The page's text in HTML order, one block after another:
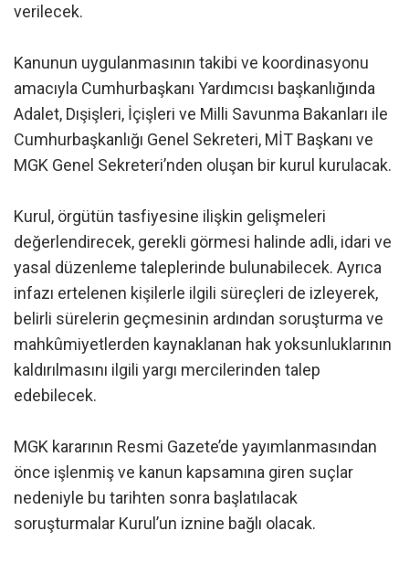
verilecek.
Kanunun uygulanmasının takibi ve koordinasyonu
amacıyla Cumhurbaşkanı Yardımcısı başkanlığında
Adalet, Dışişleri, İçişleri ve Milli Savunma Bakanları ile
Cumhurbaşkanlığı Genel Sekreteri, MİT Başkanı ve
MGK Genel Sekreteri’nden oluşan bir kurul kurulacak.
Kurul, örgütün tasfiyesine ilişkin gelişmeleri
değerlendirecek, gerekli görmesi halinde adli, idari ve
yasal düzenleme taleplerinde bulunabilecek. Ayrıca
infazı ertelenen kişilerle ilgili süreçleri de izleyerek,
belirli sürelerin geçmesinin ardından soruşturma ve
mahkûmiyetlerden kaynaklanan hak yoksunluklarının
kaldırılmasını ilgili yargı mercilerinden talep
edebilecek.
MGK kararının Resmi Gazete’de yayımlanmasından
önce işlenmiş ve kanun kapsamına giren suçlar
nedeniyle bu tarihten sonra başlatılacak
soruşturmalar Kurul’un iznine bağlı olacak.